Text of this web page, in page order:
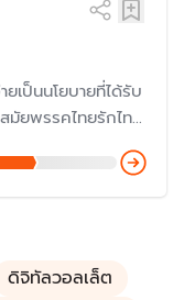
เป็นนโยบายที่ได้รับ
มัยพรรคไทยรักไทย
เหตุสมผล ที่ผ่านมา
าษี" "แจกเงินเข้า
"คนละครึ่ง"
ดิจิทัลวอลเล็ต